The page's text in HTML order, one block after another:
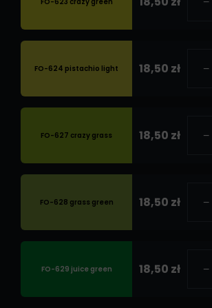
FO-624 pistachio light 18,50 zł
FO-627 crazy grass 18,50 zł
FO-628 grass green 18,50 zł
FO-629 juice green 18,50 zł